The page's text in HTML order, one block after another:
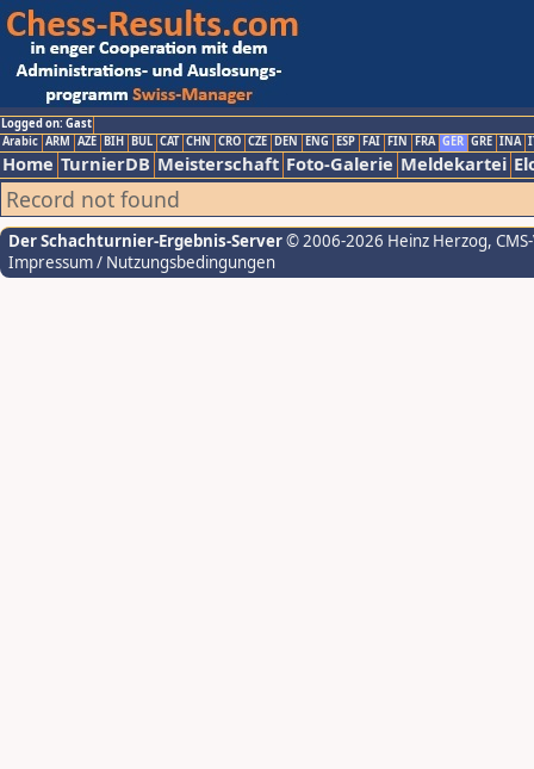
Logged on: Gast
Arabic ARM AZE BIH BUL CAT CHN CRO CZE DEN ENG ESP FAI FIN FRA GER GRE INA
Home TurnierDB Meisterschaft Foto-Galerie Meldekartei
Record not found
Der Schachturnier-Ergebnis-Server© 2006-2026 Heinz Herzog,
Impressum / Nutzungsbedingungen